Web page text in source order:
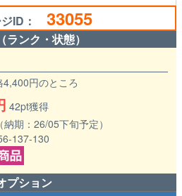
ID： 33055
ランク・状態）
円のところ
42pt獲得
期：26/05下旬予定）
137-130
プション